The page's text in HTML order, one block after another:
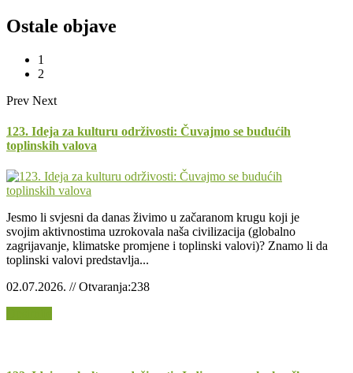
Ostale objave
1
2
Prev Next
123. Ideja za kulturu održivosti: Čuvajmo se budućih
toplinskih valova
Jesmo li svjesni da danas živimo u začaranom krugu koji je
svojim aktivnostima uzrokovala naša civilizacija (globalno
zagrijavanje, klimatske promjene i toplinski valovi)? Znamo li da
toplinski valovi predstavlja...
02.07.2026. // Otvaranja:238